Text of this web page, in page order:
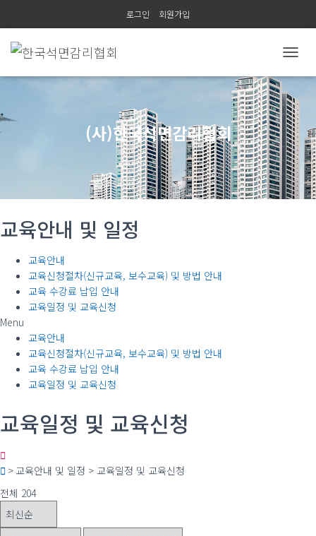
로그인 회원가입
비
이
션
토
글
(사)한국석면감리협회
교육안내 및 일정
교육안내
교육신청절차(신규교육, 보수교육) 및 방법 안내
교육 수강료 납입 안내
교육일정 및 교육신청
Menu
교육안내
교육신청절차(신규교육, 보수교육) 및 방법 안내
교육 수강료 납입 안내
교육일정 및 교육신청
교육일정 및 교육신청
> 교육안내 및 일정 > 교육일정 및 교육신청
전체 204